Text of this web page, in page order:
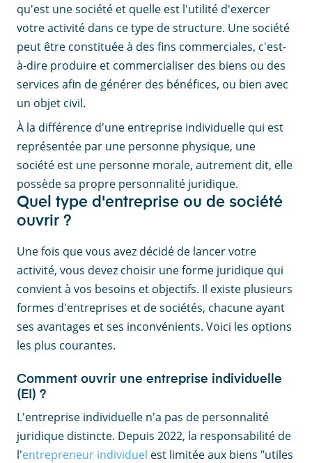
qu'est une société et quelle est l'utilité d'exercer
votre activité dans ce type de structure. Une société
peut être constituée à des fins commerciales, c'est-
à-dire produire et commercialiser des biens ou des
services afin de générer des bénéfices, ou bien avec
un objet civil.
À la différence d'une entreprise individuelle qui est
représentée par une personne physique, une
société est une personne morale, autrement dit, elle
possède sa propre personnalité juridique.
Quel type d'entreprise ou de société
ouvrir ?
Une fois que vous avez décidé de lancer votre
activité, vous devez choisir une forme juridique qui
convient à vos besoins et objectifs. Il existe plusieurs
formes d'entreprises et de sociétés, chacune ayant
ses avantages et ses inconvénients. Voici les options
les plus courantes.
Comment ouvrir une entreprise individuelle
(EI) ?
L'entreprise individuelle n'a pas de personnalité
juridique distincte. Depuis 2022, la responsabilité de
l'entrepreneur individuel est limitée aux biens "utiles